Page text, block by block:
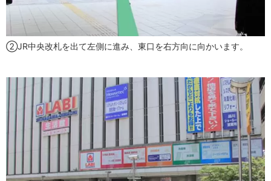
②JR中央改札を出て左側に進み、東口を右方向に向かいます。